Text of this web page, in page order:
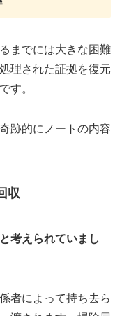
までには大きな困難
理された証拠を復元
す。
跡的にノートの内容
収
考えられていまし
者によって持ち去ら